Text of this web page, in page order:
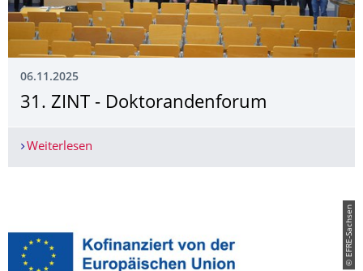
06.11.2025
31. ZINT - Doktorandenforum
Weiterlesen
© EFRE-Sachsen